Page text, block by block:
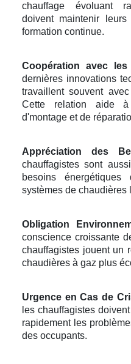
chauffage évoluant
doivent maintenir
formation continue.
Coopération avec les
dernières innovations
travaillent souvent
Cette relation aide à
d'montage et de
Appréciation des
chauffagistes sont
besoins
systèmes de chaudières
Obligation
conscience croissante
chauffagistes jouent un
chaudières à gaz plus
Urgence en Cas de
les chauffagistes
rapidement les
des occupants.